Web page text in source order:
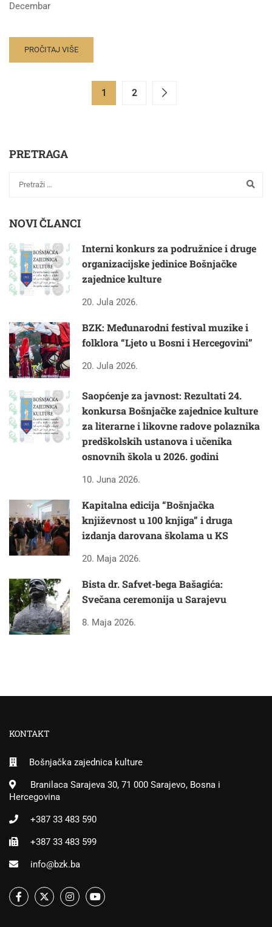
Decembar
PROČITAJ VIŠE
1 2
PRETRAGA
NOVI ČLANCI
Interni konkurs za podružnice i druge
organizacijske jedinice Bošnjačke
zajednice kulture
20. Jula 2026.
BZK: Međunarodni festival muzike i
folklora “Ljeto u Bosni i Hercegovini”
20. Jula 2026.
Saopćenje za javnost: Rezultati 24.
konkursa Bošnjačke zajednice kulture
za literarne i likovne radove polaznika
predškolskih ustanova i učenika
osnovnih škola u 2026. godini
10. Juna 2026.
Kapitalna edicija “Bošnjačka
književnost u 100 knjiga” i druga
izdanja darovana školama u KS
20. Maja 2026.
Bista dr. Safvet-bega Bašagića:
Svečana ceremonija u Sarajevu
8. Maja 2026.
KONTAKT
Bošnjačka zajednica kulture
Branilaca Sarajeva 30, 71 000 Sarajevo, Bosna i
Hercegovina
+387 33 483 590
+387 33 483 599
info@bzk.ba